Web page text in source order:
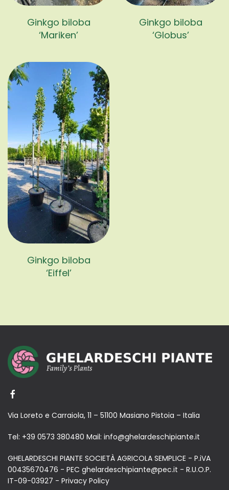
Ginkgo biloba
‘Mariken’
Ginkgo biloba
‘Globus’
Ginkgo biloba
‘Eiffel’
Via Loreto e Carraiola, 11 – 51100 Masiano Pistoia – Italia
Tel: +39 0573 380480 Mail: info@ghelardeschipiante.it
GHELARDESCHI PIANTE SOCIETÀ AGRICOLA SEMPLICE - P.iVA
00435670476 - PEC ghelardeschipiante@pec.it - R.U.O.P.
IT-09-03927 - Privacy Policy